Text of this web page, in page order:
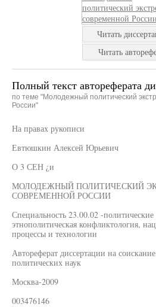
Читать
Читать
Полный текст автореферата
по теме "Молодежный политический
России"
На правах рукописи
Евтюшкин Алексей Юрьевич
О 3 СЕН ¿и
МОЛОДЕЖНЫЙ ПОЛИТИЧЕСКИЙ
СОВРЕМЕННОЙ РОССИИ
Специальность 23.00.02 -
этнополитическая конфликтология,
процессы и технологии
Автореферат диссертации на
политических наук
Москва-2009
003476146